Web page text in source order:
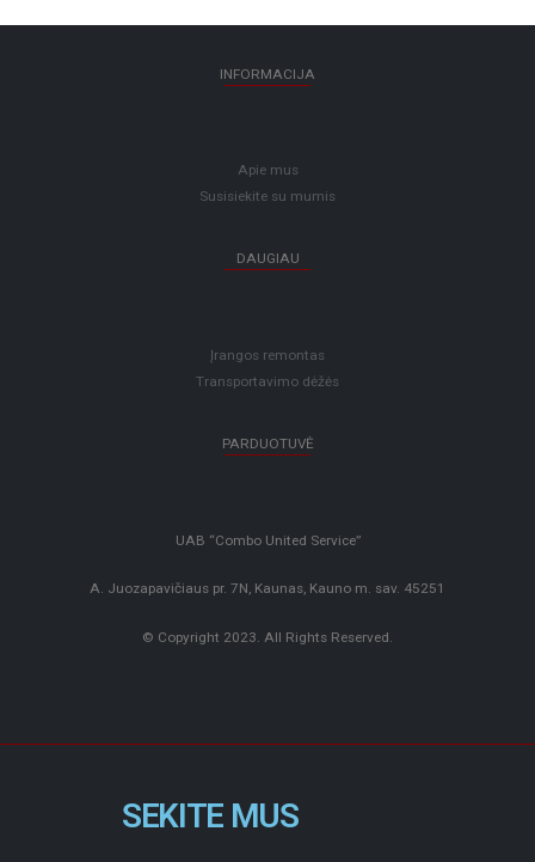
INFORMACIJA
Apie mus
Susisiekite su mumis
DAUGIAU
Įrangos remontas
Transportavimo dėžės
PARDUOTUVĖ
UAB “Combo United Service”
A. Juozapavičiaus pr. 7N, Kaunas, Kauno m. sav. 45251
© Copyright 2023. All Rights Reserved.
SEKITE MUS